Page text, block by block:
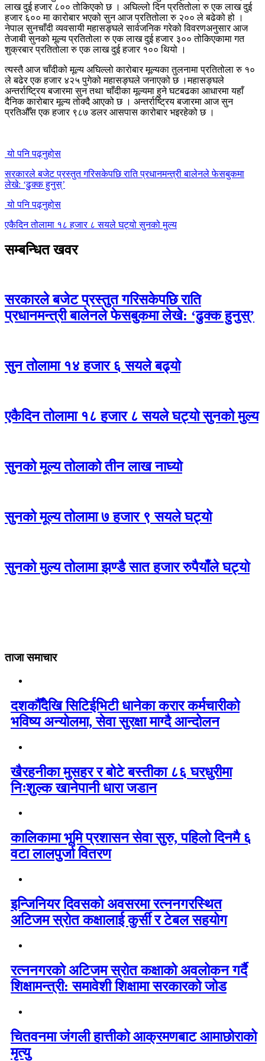
लाख दुई हजार ८०० तोकिएको छ । अघिल्लो दिन प्रतितोला रु एक लाख दुई
हजार ६०० मा कारोबार भएको सुन आज प्रतितोला रु २०० ले बढेको हो ।
नेपाल सुनचाँदी व्यवसायी महासङ्घले सार्वजनिक गरेको विवरणअनुसार आज
तेजाबी सुनको मूल्य प्रतितोला रु एक लाख दुई हजार ३०० तोकिएकामा गत
शुक्रबार प्रतितोला रु एक लाख दुई हजार १०० थियो ।
त्यस्तै आज चाँदीको मूल्य अघिल्लो कारोबार मूल्यका तुलनामा प्रतितोला रु १०
ले बढेर एक हजार ४२५ पुगेको महासङ्घले जनाएको छ ।महासङ्घले
अन्तर्राष्ट्रिय बजारमा सुन तथा चाँदीका मूल्यमा हुने घटबढका आधारमा यहाँ
दैनिक कारोबार मूल्य तोक्दै आएको छ । अन्तर्राष्ट्रिय बजारमा आज सुन
प्रतिऔँस एक हजार ९८७ डलर आसपास कारोबार भइरहेको छ ।
यो पनि पढ्नुहोस
सरकारले बजेट प्रस्तुत गरिसकेपछि राति प्रधानमन्त्री बालेनले फेसबुकमा
लेखे: ‘ढुक्क हुनुस्’
यो पनि पढ्नुहोस
एकैदिन तोलामा १८ हजार ८ सयले घट्यो सुनको मुल्य
सम्बन्धित खवर
सरकारले बजेट प्रस्तुत गरिसकेपछि राति
प्रधानमन्त्री बालेनले फेसबुकमा लेखे: ‘ढुक्क हुनुस्’
सुन तोलामा १४ हजार ६ सयले बढ्यो
एकैदिन तोलामा १८ हजार ८ सयले घट्यो सुनको मुल्य
सुनको मूल्य तोलाको तीन लाख नाघ्यो
सुनको मूल्य तोलामा ७ हजार ९ सयले घट्यो
सुनको मुल्य तोलामा झण्डै सात हजार रुपैयाँले घट्यो
ताजा समाचार
दशकौँदेखि सिटिईभिटी धानेका करार कर्मचारीको
भविष्य अन्योलमा, सेवा सुरक्षा माग्दै आन्दोलन
खैरहनीका मुसहर र बोटे बस्तीका ८६ घरधुरीमा
निःशुल्क खानेपानी धारा जडान
कालिकामा भूमि प्रशासन सेवा सुरु, पहिलो दिनमै ६
वटा लालपुर्जा वितरण
इन्जिनियर दिवसको अवसरमा रत्ननगरस्थित
अटिजम स्रोत कक्षालाई कुर्सी र टेबल सहयोग
रत्ननगरको अटिजम स्रोत कक्षाको अवलोकन गर्दै
शिक्षामन्त्री: समावेशी शिक्षामा सरकारको जोड
चितवनमा जंगली हात्तीको आक्रमणबाट आमाछोराको
मृत्यु